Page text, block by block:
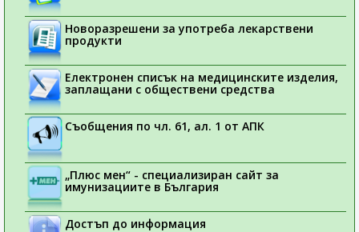
Новоразрешени за употреба лекарствени
продукти
Електронен списък на медицинските изделия,
заплащани с обществени средства
Съобщения по чл. 61, ал. 1 от АПК
„Плюс мен“ - специализиран сайт за
имунизациите в България
Достъп до информация